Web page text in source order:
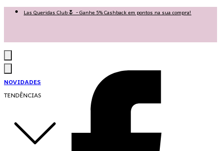
Las Queridas Club🌷 - Ganhe 5% Cashback em pontos na sua compra!
NOVIDADES
TENDÊNCIAS